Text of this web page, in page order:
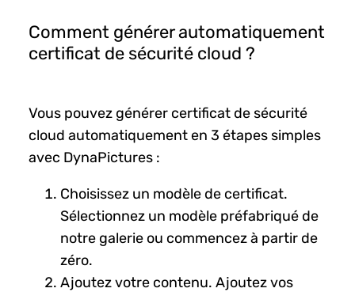
Comment générer automatiquement
certificat de sécurité cloud ?
Vous pouvez générer certificat de sécurité
cloud automatiquement en 3 étapes simples
avec DynaPictures :
Choisissez un modèle de certificat.
Sélectionnez un modèle préfabriqué de
notre galerie ou commencez à partir de
zéro.
Ajoutez votre contenu. Ajoutez vos